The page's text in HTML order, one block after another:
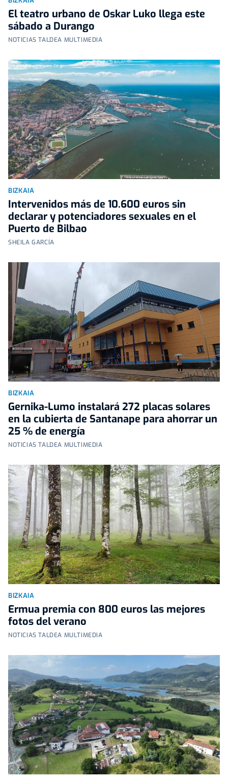
El teatro urbano de Oskar Luko llega este
sábado a Durango
NOTICIAS TALDEA MULTIMEDIA
BIZKAIA
Intervenidos más de 10.600 euros sin
declarar y potenciadores sexuales en el
Puerto de Bilbao
SHEILA GARCÍA
BIZKAIA
Gernika-Lumo instalará 272 placas solares
en la cubierta de Santanape para ahorrar un
25 % de energía
NOTICIAS TALDEA MULTIMEDIA
BIZKAIA
Ermua premia con 800 euros las mejores
fotos del verano
NOTICIAS TALDEA MULTIMEDIA